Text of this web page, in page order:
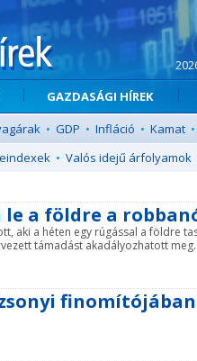
GAZDASÁGI HÍREK
• GDP • Infláció • Kamat •
• Valós idejű árfolyamok
a földre a
aki a héten egy rúgással a földre
támadást akadályozhatott
finomítójában